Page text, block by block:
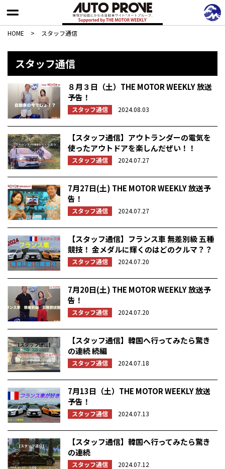
HOME > スタッフ通信
スタッフ通信
８月３日（土）THE MOTOR WEEKLY 放送
予告！
スタッフ通信 2024.08.03
【スタッフ通信】アウトランダーの電気を
使ったアウトドアを楽しんだぜい！！
スタッフ通信 2024.07.27
7月27日(土) THE MOTOR WEEKLY 放送予
告！
スタッフ通信 2024.07.27
【スタッフ通信】フランス車 無差別級 五種
競技！ 金メダルに輝くのはどのクルマ？？
スタッフ通信 2024.07.20
7月20日(土) THE MOTOR WEEKLY 放送予
告！
スタッフ通信 2024.07.20
【スタッフ通信】韓国へ行ってみたら驚き
の連続 続編
スタッフ通信 2024.07.18
7月13日（土）THE MOTOR WEEKLY 放送
予告！
スタッフ通信 2024.07.13
【スタッフ通信】韓国へ行ってみたら驚き
の連続
スタッフ通信 2024.07.12